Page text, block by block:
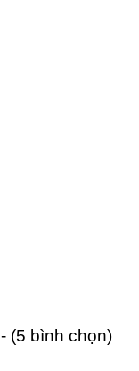
(5 bình chọn)